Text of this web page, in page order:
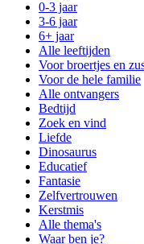
0-3 jaar
3-6 jaar
6+ jaar
Alle leeftijden
Voor broertjes en
Voor de hele familie
Alle ontvangers
Bedtijd
Zoek en vind
Liefde
Dinosaurus
Educatief
Fantasie
Zelfvertrouwen
Kerstmis
Alle thema's
Waar ben je?